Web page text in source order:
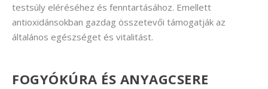
testsúly eléréséhez és fenntartásához. Emellett
antioxidánsokban gazdag összetevői támogatják az
általános egészséget és vitalitást.
FOGYÓKÚRA ÉS ANYAGCSERE